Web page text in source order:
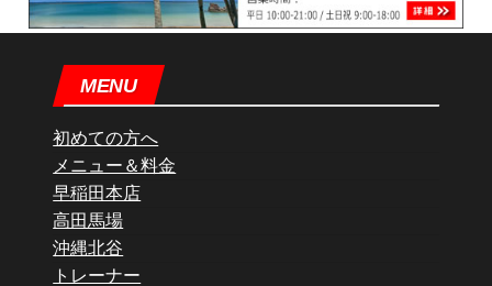
MENU
初めての方へ
メニュー＆料金
早稲田本店
高田馬場
沖縄北谷
トレーナー